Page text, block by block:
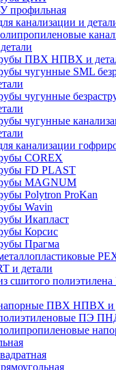
профильная
канализации и
ПВХ НПВХ и
чугунные SML
чугунные
чугунные
канализации
COREX
FD PLAST
MAGNUM
Polytron ProKan
Wavin
Икапласт
Корсис
Прагма
и детали
сшитого
ПВХ НПВХ и
ПЭ